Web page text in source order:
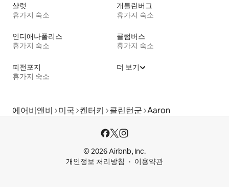
샬럿
휴가지 숙소
개틀린버그
휴가지 숙소
인디애나폴리스
휴가지 숙소
콜럼버스
휴가지 숙소
피전포지
휴가지 숙소
더 보기
에어비앤비 미국 켄터키 클린턴군 Aaron
© 2026 Airbnb, Inc.
개인정보 처리방침
이용약관